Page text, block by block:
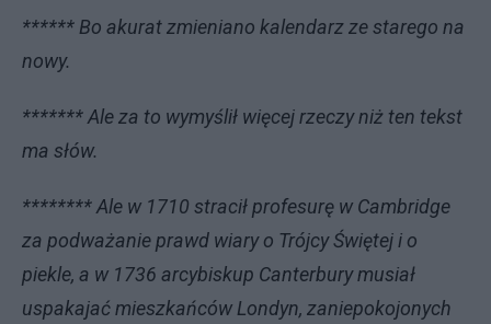
****** Bo akurat zmieniano kalendarz ze starego na
nowy.
******* Ale za to wymyślił więcej rzeczy niż ten tekst
ma słów.
******** Ale w 1710 stracił profesurę w Cambridge
za podważanie prawd wiary o Trójcy Świętej i o
piekle, a w 1736 arcybiskup Canterbury musiał
uspakajać mieszkańców Londyn, zaniepokojonych